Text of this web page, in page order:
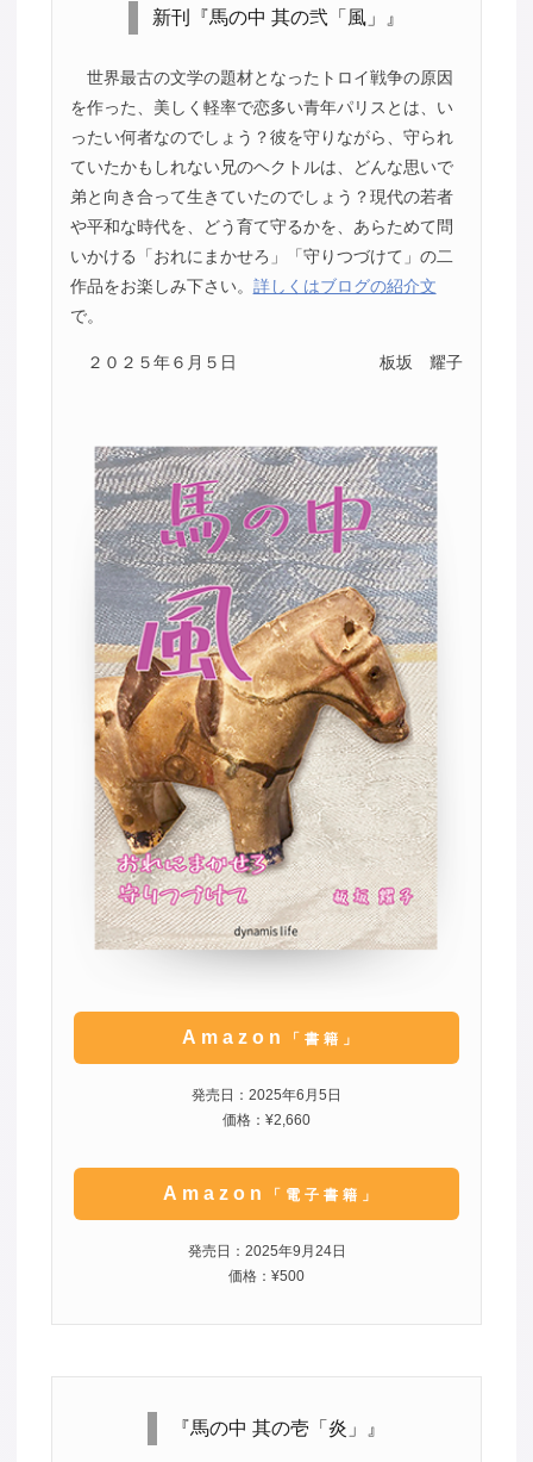
新刊『馬の中 其の弐「風」』
世界最古の文学の題材となったトロイ戦争の原因
を作った、美しく軽率で恋多い青年パリスとは、い
ったい何者なのでしょう？彼を守りながら、守られ
ていたかもしれない兄のヘクトルは、どんな思いで
弟と向き合って生きていたのでしょう？現代の若者
や平和な時代を、どう育て守るかを、あらためて問
いかける「おれにまかせろ」「守りつづけて」の二
作品をお楽しみ下さい。 詳しくはブログの紹介文
で。
２０２５年６月５日 板坂 耀子
Amazon 「書籍」
発売日：2025年6月5日
価格：¥2,660
Amazon 「電子書籍」
発売日：2025年9月24日
価格：¥500
『馬の中 其の壱「炎」』